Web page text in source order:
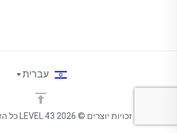
זכויות יוצרים © 2026 LEVEL 43 כל הזכויות שמורות.
עברית